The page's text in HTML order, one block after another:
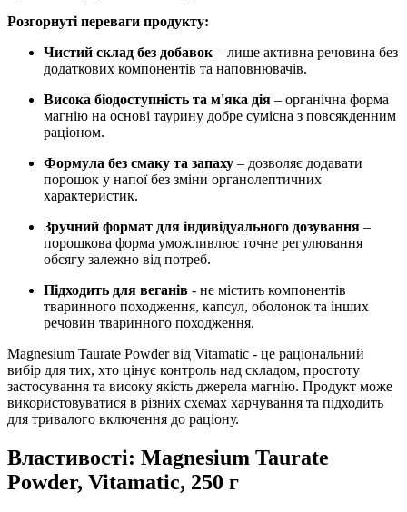
Розгорнуті переваги продукту:
Чистий склад без добавок – лише активна речовина без
додаткових компонентів та наповнювачів.
Висока біодоступність та м'яка дія – органічна форма
магнію на основі таурину добре сумісна з повсякденним
раціоном.
Формула без смаку та запаху – дозволяє додавати
порошок у напої без зміни органолептичних
характеристик.
Зручний формат для індивідуального дозування –
порошкова форма уможливлює точне регулювання
обсягу залежно від потреб.
Підходить для веганів - не містить компонентів
тваринного походження, капсул, оболонок та інших
речовин тваринного походження.
Magnesium Taurate Powder від Vitamatic - це раціональний
вибір для тих, хто цінує контроль над складом, простоту
застосування та високу якість джерела магнію. Продукт може
використовуватися в різних схемах харчування та підходить
для тривалого включення до раціону.
Властивості: Magnesium Taurate
Powder, Vitamatic, 250 г